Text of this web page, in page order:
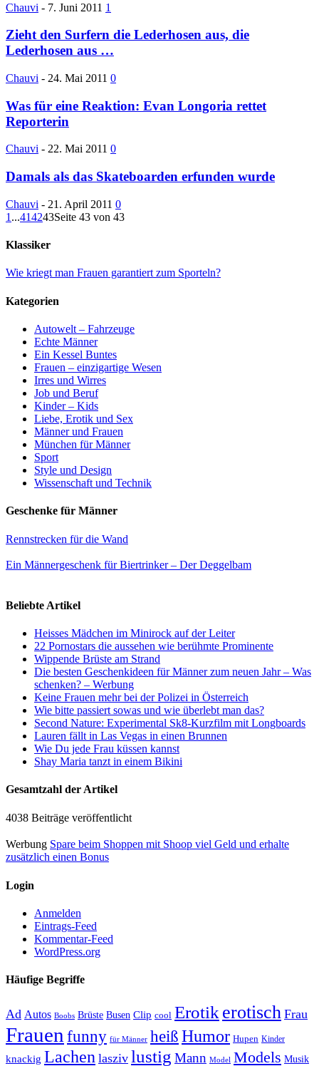
Chauvi - 7. Juni 2011 1
Zieht den Surfern die Lederhosen aus, die
Lederhosen aus …
Chauvi - 24. Mai 2011 0
Was für eine Reaktion: Evan Longoria rettet
Reporterin
Chauvi - 22. Mai 2011 0
Damals als das Skateboarden erfunden wurde
Chauvi - 21. April 2011 0
1 ...414243Seite 43 von 43
Klassiker
Wie kriegt man Frauen garantiert zum Sporteln?
Kategorien
Autowelt – Fahrzeuge
Echte Männer
Ein Kessel Buntes
Frauen – einzigartige Wesen
Irres und Wirres
Job und Beruf
Kinder – Kids
Liebe, Erotik und Sex
Männer und Frauen
München für Männer
Sport
Style und Design
Wissenschaft und Technik
Geschenke für Männer
Rennstrecken für die Wand
Ein Männergeschenk für Biertrinker – Der Deggelbam
Beliebte Artikel
Heisses Mädchen im Minirock auf der Leiter
22 Pornostars die aussehen wie berühmte Prominente
Wippende Brüste am Strand
Die besten Geschenkideen für Männer zum neuen Jahr – Was
schenken? – Werbung
Keine Frauen mehr bei der Polizei in Österreich
Wie bitte passiert sowas und wie überlebt man das?
Second Nature: Experimental Sk8-Kurzfilm mit Longboards
Lauren fällt in Las Vegas in einen Brunnen
Wie Du jede Frau küssen kannst
Shay Maria tanzt in einem Bikini
Gesamtzahl der Artikel
4038 Beiträge veröffentlicht
Werbung Spare beim Shoppen mit Shoop viel Geld und erhalte
zusätzlich einen Bonus
Login
Anmelden
Eintrags-Feed
Kommentar-Feed
WordPress.org
Häufige Begriffe
Ad Autos Boobs Brüste Busen Clip cool Erotik erotisch Frau
Frauen funny für Männer heiß Humor Hupen Kinder
knackig Lachen lasziv lustig Mann Model Models Musik